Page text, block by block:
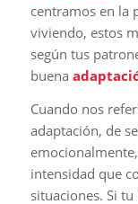
centramos en la
viviendo, estos
según tus
buena
Cuando nos
adaptación, de
intensidad que
situaciones. Si